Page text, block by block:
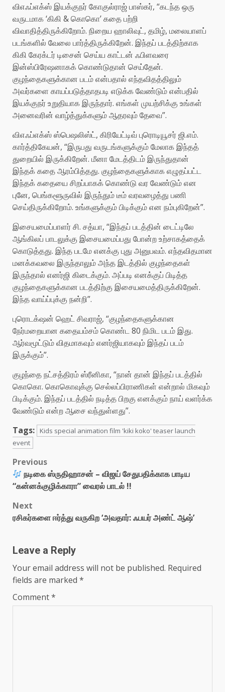
விஎஃப்எக்ஸ் இயக்குநர் கோகுல்ராஜ் பாஸ்கர், “கடந்த ஒரு
வருடமாக ‘கிகி & கொகொ’ கதை பற்றி
விவாதித்திருக்கிறோம். நிறைய ஹாலிவுட், தமிழ், மலையாளப்
படங்களில் வேலை பார்த்திருக்கிறேன். இந்தப் படத்திற்காக
கிகி கேரக்டர் டிசைன் செய்ய காட்டன் ஃபிளவரை
இன்ஸ்பிரேஷனாகக் கொண்டுதான் செய்தேன்.
குழந்தைகளுக்கான படம் என்பதால் எந்தவிதத்திலும்
அவர்களை காயப்படுத்தாதபடி எடுக்க வேண்டும் என்பதில்
இயக்குநர் உறுதியாக இருந்தார். எங்கள் முயற்சிக்கு உங்கள்
அனைவரின் வாழ்த்துக்களும் ஆதரவும் தேவை”.
விஎஃப்எக்ஸ் ஸ்பெஷலிஸ்ட், கிரியேட்டிவ் புரொடியூசர் ஜி.எம்.
கார்த்திகேயன், “இருபது வருடங்களுக்கும் மேலாக இந்தத்
துறையில் இருக்கிறேன். மீனா மேடத்திடம் இருந்துதான்
இந்தக் கதை ஆரம்பித்தது. குழந்தைகளுக்காக எழுதப்பட்ட
இந்தக் கதையை சிறப்பாகக் கொண்டு வர வேண்டும் என
புனே, பெங்களூருவில் இருந்தும் டீம் வரவழைத்து பணி
செய்திருக்கிறோம். உங்களுக்கும் பிடிக்கும் என நம்புகிறேன்”.
இசையமைப்பாளர் சி. சத்யா, “இந்தப் படத்தின் டைட்டிலே
ஆங்கிலப் பாடலுக்கு இசையமைப்பது போன்ற உற்சாகத்தைக்
கொடுத்தது. இந்த படமே எனக்கு புது அனுபவம். எந்தவிதமான
மனக்கவலை இருந்தாலும் அந்த இடத்தில் குழந்தைகள்
இருந்தால் எனர்ஜி கிடைக்கும். அப்படி எனக்குப் பிடித்த
குழந்தைகளுக்கான படத்திற்கு இசையமைத்திருக்கிறேன்.
இந்த வாய்ப்புக்கு நன்றி”.
புரொடக்‌ஷன் ஹெட் சிவராஜ், “குழந்தைகளுக்கான
நேர்மறையான கதையம்சம் கொண்ட 80 நிமிட படம் இது.
ஆர்வமூட்டும் விதமாகவும் எனர்ஜியாகவும் இந்தப் படம்
இருக்கும்”.
குழந்தை நட்சத்திரம் ஸ்ரீனிகா, “நான் தான் இந்தப் படத்தில்
கொகொ. கொகொவுக்கு செல்லப்பிராணிகள் என்றால் மிகவும்
பிடிக்கும். இந்தப் படத்தில் நடித்த பிறகு எனக்கும் நாய் வளர்க்க
வேண்டும் என்ற ஆசை வந்துள்ளது”.
Tags:
Kids special animation film 'kiki koko' teaser launch
event
Post
navigation
Previous
நடிகை ஸ்ருதிஹாசன் – விஜய் சேதுபதிக்காக பாடிய
“கன்னக்குழிக்காரா” வைரல் பாடல் !!
Next
ரசிகர்களை ஈர்த்து வருகிற ‘அவதார்: ஃபயர் அண்ட் ஆஷ்’
Leave a Reply
Your email address will not be published. Required
fields are marked *
Comment*